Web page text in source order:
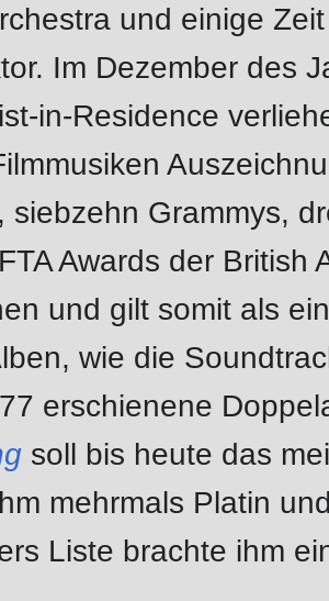
und einige
Im Dezember des
in-Residence
siebzehn Grammys,
Awards der British
und gilt somit als
wie die
erschienene
soll bis heute das
mehrmals Platin
Liste brachte ihm